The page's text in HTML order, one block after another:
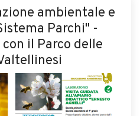
ambientale e
Parchi" -
il Parco delle